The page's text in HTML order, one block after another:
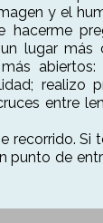
y el
hacerme
lugar
abiertos:
realizo
entre
recorrido. Si
punto de